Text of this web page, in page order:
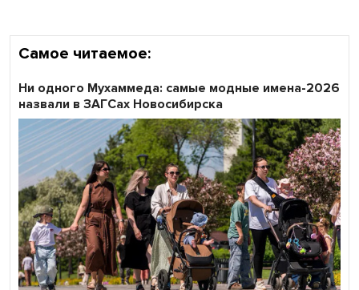
Самое читаемое:
Ни одного Мухаммеда: самые модные имена-2026
назвали в ЗАГСах Новосибирска